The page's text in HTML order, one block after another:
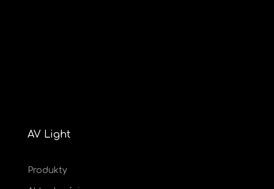
AV Light
Produkty